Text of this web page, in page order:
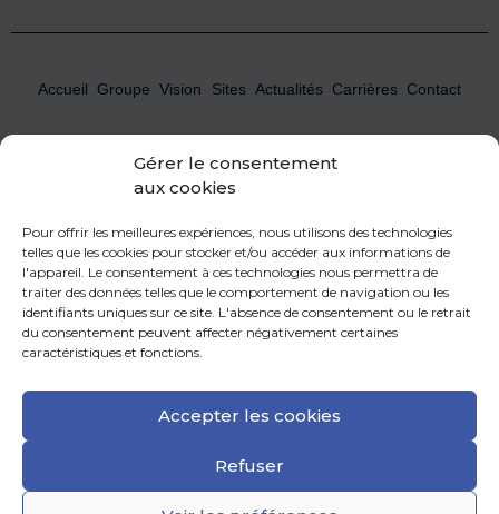
Gérer le consentement
aux cookies
Pour offrir les meilleures expériences, nous utilisons des technologies
telles que les cookies pour stocker et/ou accéder aux informations de
l'appareil. Le consentement à ces technologies nous permettra de
traiter des données telles que le comportement de navigation ou les
identifiants uniques sur ce site. L'absence de consentement ou le retrait
du consentement peuvent affecter négativement certaines
caractéristiques et fonctions.
Accepter les cookies
Refuser
Accueil Groupe Vision Sites Actualités Carrières Contact
Newsletter*
MECACHROME traite les données recueillies pour permettre l’envoi de la Newsletter. Pour en savoir
plus sur la gestion de vos données personnelles et pour exercer vos droits, reportez vous à notre
politique de confidentialité.
FRANÇAIS ENGLISH
ESPACE PRESSE
DÉCLARATION DE CONFIDENTIALITÉ